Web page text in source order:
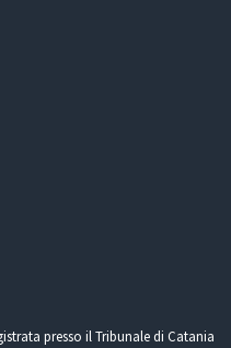
presso il Tribunale di Catania